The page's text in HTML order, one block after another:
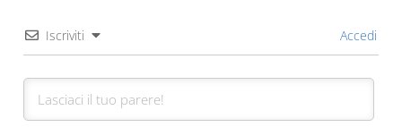
Iscriviti Accedi